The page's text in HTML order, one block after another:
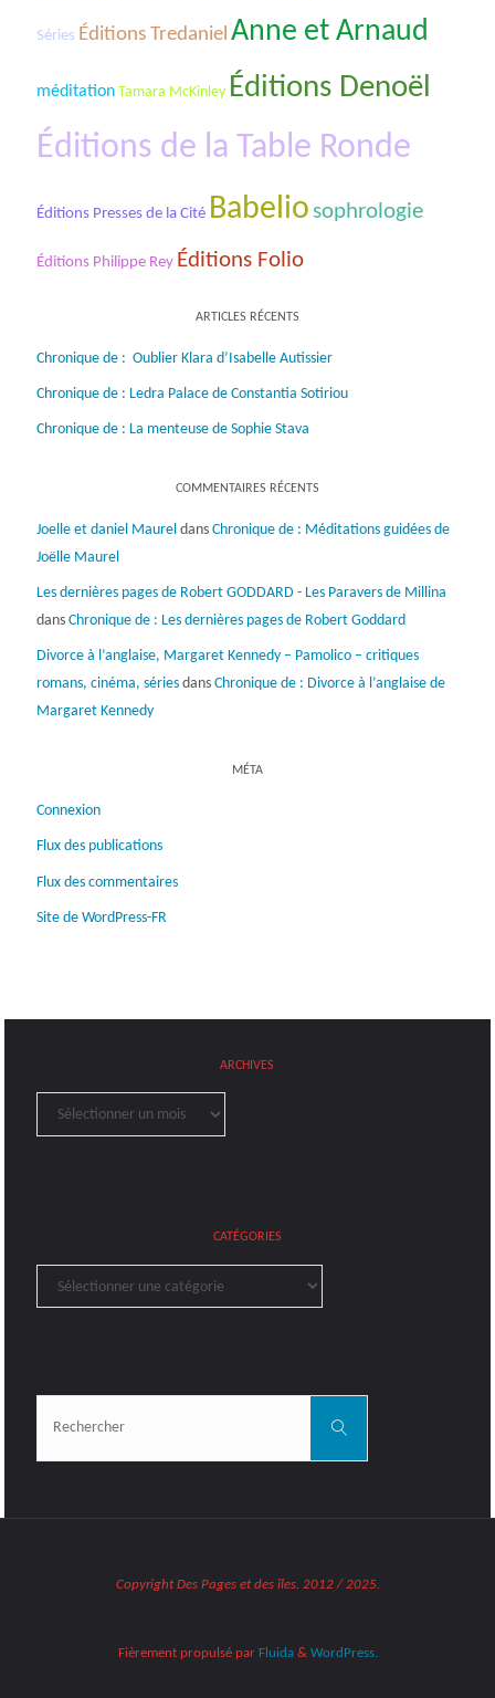
Séries Éditions Tredaniel Anne et Arnaud
méditation Tamara McKinley Éditions Denoël
Éditions de la Table Ronde
Éditions Presses de la Cité Babelio sophrologie
Éditions Philippe Rey Éditions Folio
ARTICLES RÉCENTS
Chronique de : Oublier Klara d’Isabelle Autissier
Chronique de : Ledra Palace de Constantia Sotiriou
Chronique de : La menteuse de Sophie Stava
COMMENTAIRES RÉCENTS
Joelle et daniel Maurel dans Chronique de : Méditations guidées de
Joëlle Maurel
Les dernières pages de Robert GODDARD - Les Paravers de Millina
dans Chronique de : Les dernières pages de Robert Goddard
Divorce à l’anglaise, Margaret Kennedy – Pamolico – critiques
romans, cinéma, sériesdans Chronique de : Divorce à l’anglaise de
Margaret Kennedy
MÉTA
Connexion
Flux des publications
Flux des commentaires
Site de WordPress-FR
ARCHIVES
Archives
CATÉGORIES
Catégories
Rechercher
Copyright Des Pages et des îles. 2012 / 2025.
Fièrement propulsé parFluida& WordPress.